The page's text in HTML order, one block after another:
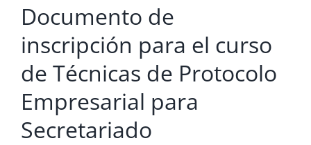
Documento de
inscripción para el curso
de Técnicas de Protocolo
Empresarial para
Secretariado